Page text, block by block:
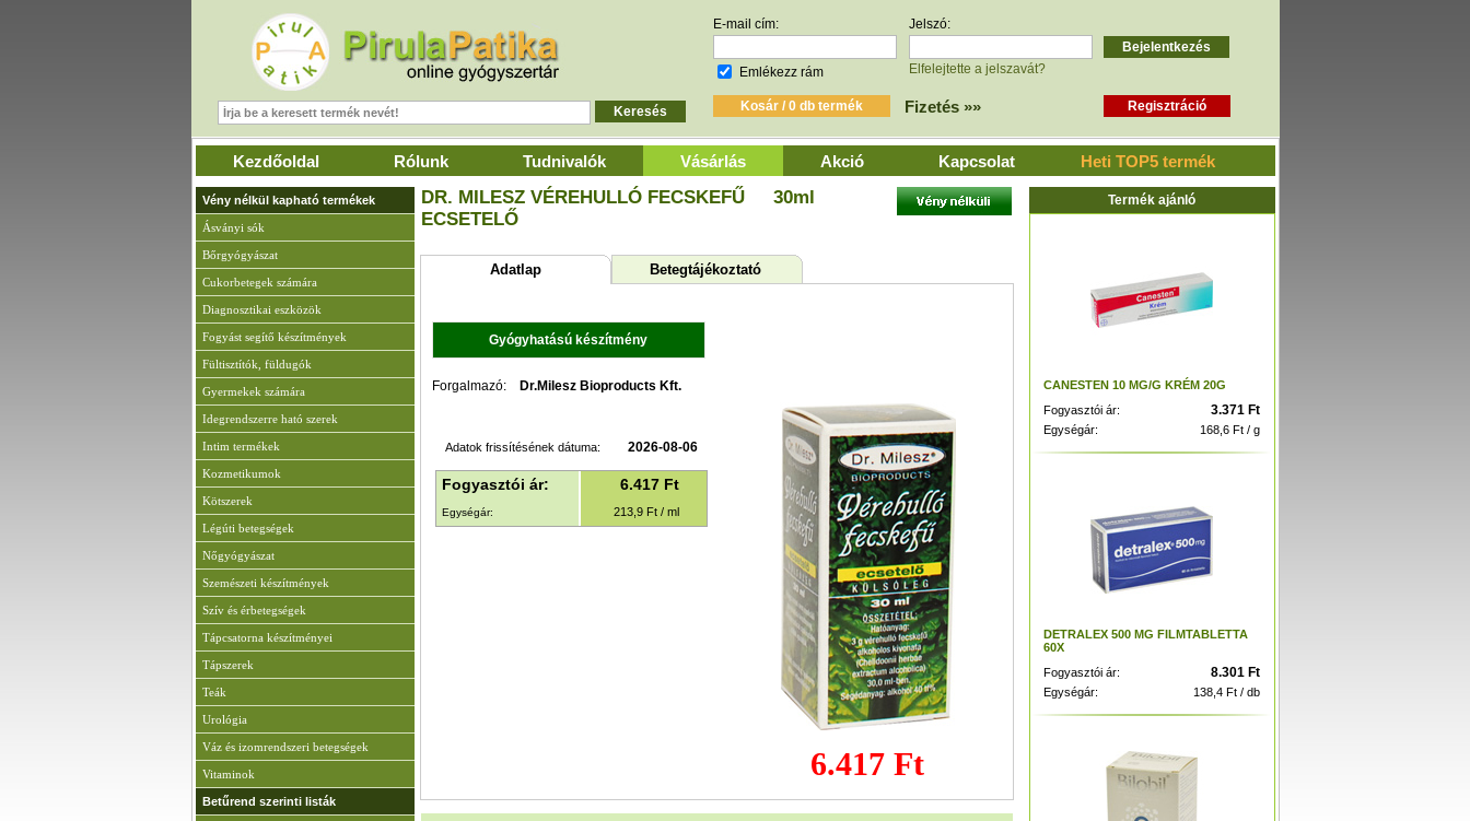
E-mail cím: Jelszó:
Emlékezz rám Elfelejtette a jelszavát?
Fizetés »»
Kezdőoldal Rólunk Tudnivalók Vásárlás Akció Kapcsolat Heti TOP5 termék
Vény nélkül kapható termékek
Ásványi sók
Bőrgyógyászat
Cukorbetegek számára
Diagnosztikai eszközök
Fogyást segítő készítmények
Fültisztítók, füldugók
Gyermekek számára
Idegrendszerre ható szerek
Intim termékek
Kozmetikumok
Kötszerek
Légúti betegségek
Nőgyógyászat
Szemészeti készítmények
Szív és érbetegségek
Tápcsatorna készítményei
Tápszerek
Teák
Urológia
Váz és izomrendszeri betegségek
Vitaminok
Betűrend szerinti listák
DR. MILESZ VÉREHULLÓ FECSKEFŰ
ECSETELŐ
30ml
Adatlap Betegtájékoztató
Gyógyhatású készítmény
Forgalmazó: Dr.Milesz Bioproducts Kft.
6.417 Ft
Adatok frissítésének dátuma: 2026-08-06
Fogyasztói ár: 6.417 Ft
Egységár: 213,9 Ft / ml
Termék ajánló
CANESTEN 10 MG/G KRÉM 20G
Fogyasztói ár:
3.371 Ft
Egységár: 168,6 Ft / g
DETRALEX 500 MG FILMTABLETTA
60X
Fogyasztói ár:
8.301 Ft
Egységár: 138,4 Ft / db